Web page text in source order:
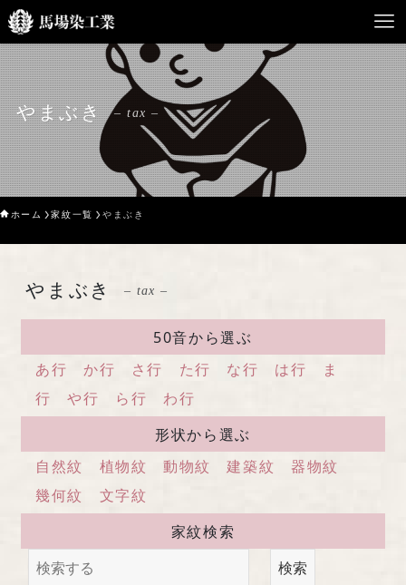
HOME
馬場染工業について
Service
企業案内
ライブラリー
お問い合わせ
馬場染工業株式会社
〒604-8242 京都府京都市中京区
西洞院通三条下ル柳水町75
TEL 075-221-4759
受付時間 土日祝を除く 平日9時～17時
やまぶき – tax –
ホーム 家紋一覧 やまぶき
やまぶき – tax –
50音から選ぶ
あ行
か行 さ行 た行 な行 は行
ま
行
や行 ら行
わ行
形状から選ぶ
自然紋
植物紋 動物紋 建築紋
器物紋
幾何紋
文字紋
家紋検索
検索